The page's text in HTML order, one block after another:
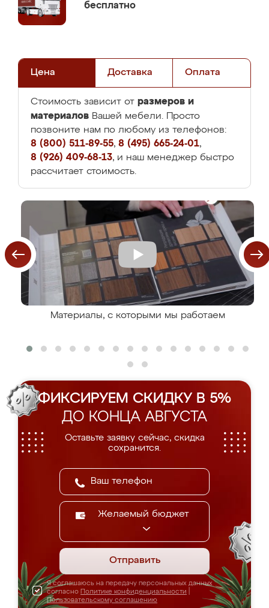
бесплатно
Цена Доставка Оплата
Стоимость зависит от размеров и
материалов Вашей мебели. Просто
позвоните нам по любому из телефонов:
8 (800) 511-89-55, 8 (495) 665-24-01,
8 (926) 409-68-13, и наш менеджер быстро
рассчитает стоимость.
Материалы, с которыми мы работаем
ФИКСИРУЕМ СКИДКУ В 5%
ДО КОНЦА АВГУСТА
Оставьте заявку сейчас, скидка
сохранится.
Желаемый бюджет
Отправить
Я соглашаюсь на передачу персональных данных
согласно Политике конфиденциальности
Пользовательскому соглашению